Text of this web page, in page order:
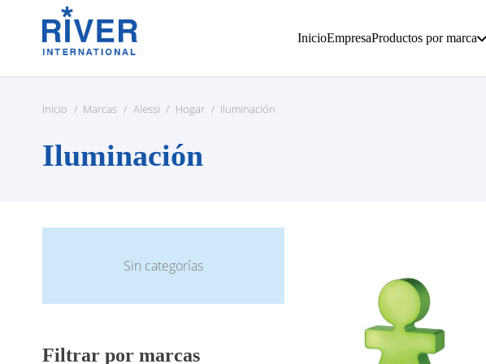
InicioEmpresaProductos por marca
Inicio / Marcas / Alessi / Hogar / Iluminación
Iluminación
Sin categorías
Filtrar por marcas